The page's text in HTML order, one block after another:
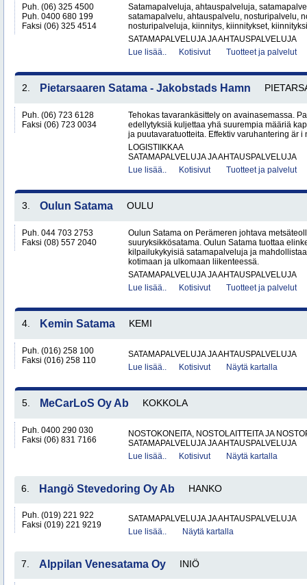
Puh. (06) 325 4500
Puh. 0400 680 199
Faksi (06) 325 4514
Satamapalveluja, ahtauspalveluja,
satamapalvelu, ahtauspalvelu, nosturipalvelu,
nosturipalveluja, kiinnitys, kiinnitykset,
SATAMAPALVELUJA JA AHTAUSPALVELUJA
Lue lisää..
Kotisivut Tuotteet ja palvelut
2. Pietarsaaren Satama - Jakobstads Hamn
Puh. (06) 723 6128
Faksi (06) 723 0034
Tehokas tavarankäsittely on avainasemassa.
edellytyksiä kuljettaa yhä suurempia määriä
ja puutavaratuotteita. Effektiv varuhantering är i
LOGISTIIKKAA
SATAMAPALVELUJA JA AHTAUSPALVELUJA
Lue lisää..
Kotisivut Tuotteet ja palvelut
3. Oulun Satama OULU
Puh. 044 703 2753
Faksi (08) 557 2040
Oulun Satama on Perämeren johtava
suuryksikkösatama. Oulun Satama tuottaa
kilpailukykyisiä satamapalveluja ja
kotimaan ja ulkomaan liikenteessä.
SATAMAPALVELUJA JA AHTAUSPALVELUJA
Lue lisää..
Kotisivut Tuotteet ja palvelut
4. Kemin Satama KEMI
Puh. (016) 258 100
Faksi (016) 258 110
SATAMAPALVELUJA JA AHTAUSPALVELUJA
Lue lisää..
Kotisivut Näytä kartalla
5. MeCarLoS Oy Ab KOKKOLA
Puh. 0400 290 030
Faksi (06) 831 7166
NOSTOKONEITA, NOSTOLAITTEITA JA
SATAMAPALVELUJA JA AHTAUSPALVELUJA
Lue lisää..
Kotisivut Näytä kartalla
6. Hangö Stevedoring Oy Ab HANKO
Puh. (019) 221 922
Faksi (019) 221 9219
SATAMAPALVELUJA JA AHTAUSPALVELUJA
Lue lisää..
Näytä kartalla
7. Alppilan Venesatama Oy INIÖ